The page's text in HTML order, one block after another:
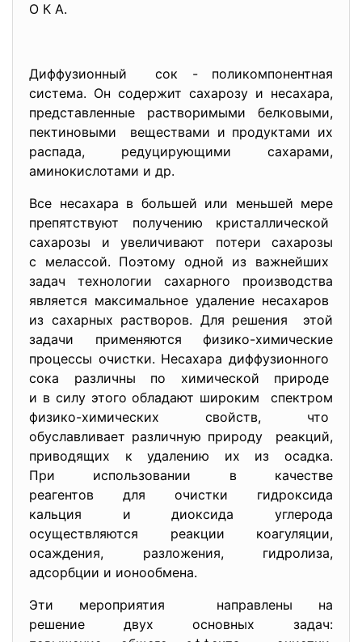
О К А.
Диффузионный сок - поликомпонентная
система. Он содержит сахарозу и несахара,
представленные растворимыми белковыми,
пектиновыми веществами и продуктами их
распада, редуцирующими сахарами,
аминокислотами и др.
Все несахара в большей или меньшей мере
препятствуют получению кристаллической
сахарозы и увеличивают потери сахарозы
с мелассой. Поэтому одной из важнейших
задач технологии сахарного производства
является максимальное удаление несахаров
из сахарных растворов. Для решения этой
задачи применяются физико-химические
процессы очистки. Несахара диффузионного
сока различны по химической природе
и в силу этого обладают широким спектром
физико-химических свойств, что
обуславливает различную природу реакций,
приводящих к удалению их из осадка.
При использовании в качестве
реагентов для очистки гидроксида
кальция и диоксида углерода
осуществляются реакции коагуляции,
осаждения, разложения, гидролиза,
адсорбции и ионообмена.
Эти мероприятия направлены на
решение двух основных задач: